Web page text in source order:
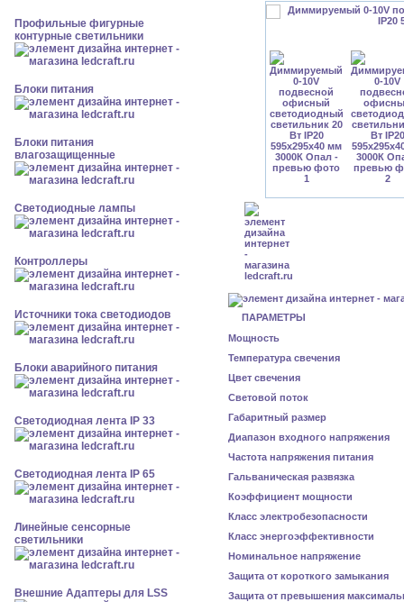
Профильные фигурные
контурные светильники
Блоки питания
Блоки питания
влагозащищенные
Светодиодные лампы
Контроллеры
Источники тока светодиодов
Блоки аварийного питания
Светодиодная лента IP 33
Светодиодная лента IP 65
Линейные сенсорные
светильники
Внешние Адаптеры для LSS
ПАРАМЕТРЫ
Мощность
Температура свечения
Цвет свечения
Световой поток
Габаритный размер
Диапазон входного напряжения
Частота напряжения питания
Гальваническая развязка
Коэффициент мощности
Класс электробезопасности
Класс энергоэффективности
Номинальное напряжение
Защита от короткого замыкания
Защита от превышения